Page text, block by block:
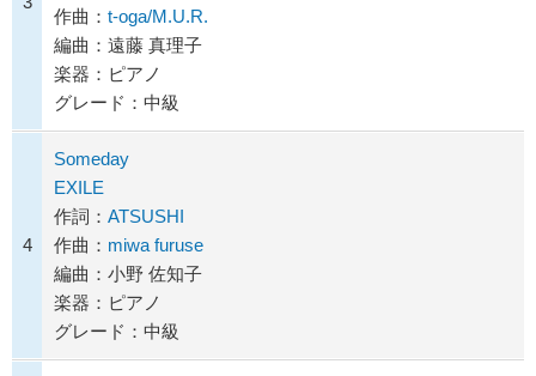
作曲： t-oga/M.U.R.
編曲：遠藤 真理子
楽器：ピアノ
グレード：中級
4
Someday
EXILE
作詞： ATSUSHI
作曲： miwa furuse
編曲：小野 佐知子
楽器：ピアノ
グレード：中級